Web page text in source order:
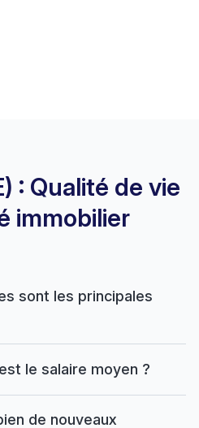
: Qualité de vie
immobilier
sont les principales
le salaire moyen ?
de nouveaux